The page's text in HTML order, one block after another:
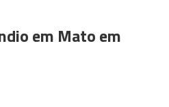
em Mato em